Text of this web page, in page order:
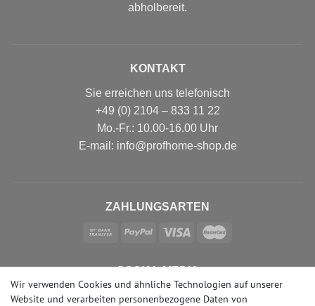
abholbereit.
KONTAKT
Sie erreichen uns telefonisch
+49 (0) 2104 – 833 11 22
Mo.-Fr.: 10.00-16.00 Uhr
E-mail: info@profhome-shop.de
ZAHLUNGSARTEN
SOCIAL MEDIA
Wir verwenden Cookies und ähnliche Technologien auf unserer
Website und verarbeiten personenbezogene Daten von